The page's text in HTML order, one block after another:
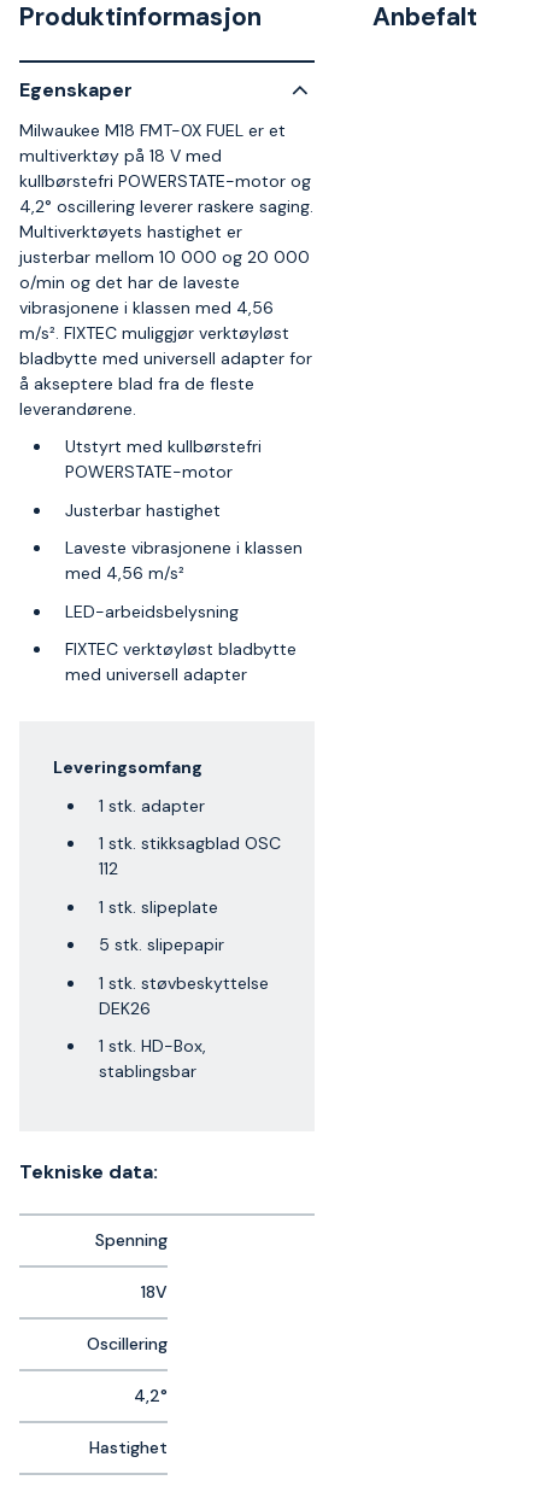
Produktinformasjon
Egenskaper
Milwaukee M18 FMT-0X FUEL er et
multiverktøy på 18 V med
kullbørstefri POWERSTATE-motor og
4,2° oscillering leverer raskere saging.
Multiverktøyets hastighet er
justerbar mellom 10 000 og 20 000
o/min og det har de laveste
vibrasjonene i klassen med 4,56
m/s². FIXTEC muliggjør verktøyløst
bladbytte med universell adapter for
å akseptere blad fra de fleste
leverandørene.
Utstyrt med kullbørstefri
POWERSTATE-motor
Justerbar hastighet
Laveste vibrasjonene i klassen
med 4,56 m/s²
LED-arbeidsbelysning
FIXTEC verktøyløst bladbytte
med universell adapter
Leveringsomfang
1 stk. adapter
1 stk. stikksagblad OSC
112
1 stk. slipeplate
5 stk. slipepapir
1 stk. støvbeskyttelse
DEK26
1 stk. HD-Box,
stablingsbar
Tekniske data:
Spenning
18V
Oscillering
4,2°
Hastighet
Anbefalt